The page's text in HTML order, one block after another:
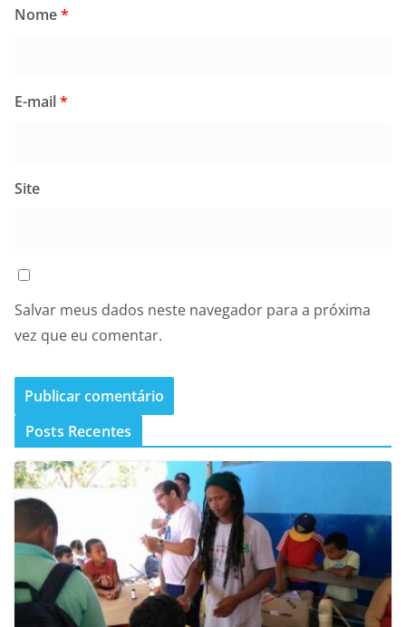
Nome*
E-mail*
Site
Salvar meus dados neste navegador para a próxima
vez que eu comentar.
Posts Recentes